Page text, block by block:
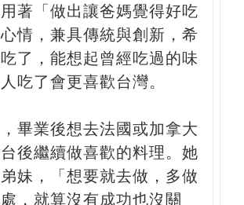
著「做出讓爸媽覺得好吃
情，兼具傳統與創新，希
了，能想起曾經吃過的味
吃了會更喜歡台灣。
畢業後想去法國或加拿大
後繼續做喜歡的料理。她
妹，「想要就去做，多做
，就算沒有成功也沒關